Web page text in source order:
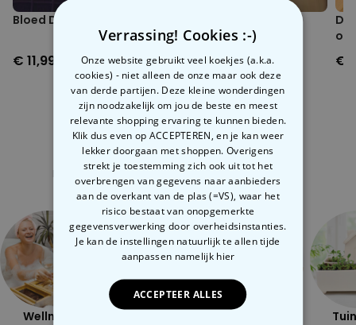
Bloed Douchegel
€ 11,99 € 11,99
De
op
€
Gerelateerde categorie
Bekijk onze andere categorie met ongewone dingen
Wellness
Verrassing! Cookies :-)
Onze website gebruikt veel koekjes (a.k.a.
cookies) - niet alleen de onze maar ook deze
van derde partijen. Deze kleine wonderdingen
zijn noodzakelijk om jou de beste en meest
relevante shopping ervaring te kunnen bieden.
Klik dus even op ACCEPTEREN, en je kan weer
lekker doorgaan met shoppen. Overigens
strekt je toestemming zich ook uit tot het
overbrengen van gegevens naar aanbieders
aan de overkant van de plas (=VS), waar het
risico bestaat van onopgemerkte
gegevensverwerking door overheidsinstanties.
Je kan de instellingen natuurlijk te allen tijde
aanpassen namelijk hier
ACCEPTEER ALLES